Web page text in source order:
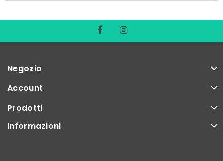
Negozio
Account
Prodotti
Informazioni